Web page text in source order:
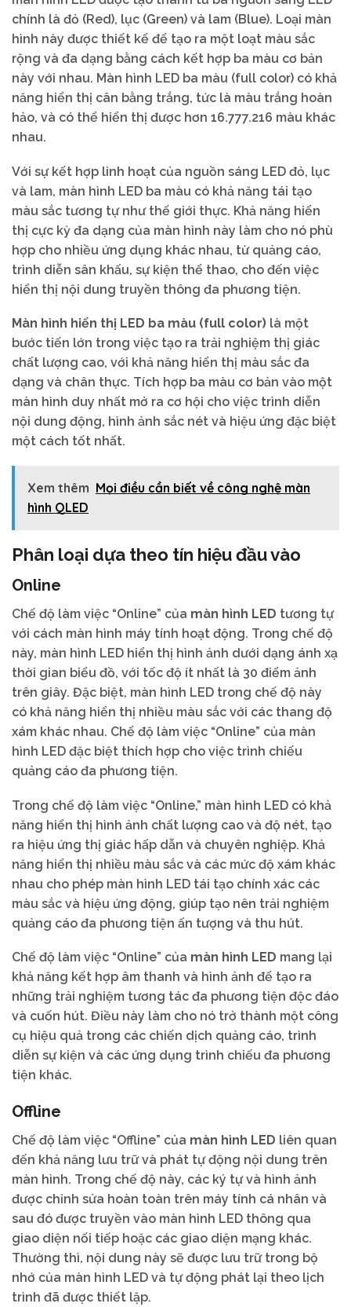
chính là đỏ (Red), lục (Green) và lam (Blue). Loại màn
hình này được thiết kế để tạo ra một loạt màu sắc
rộng và đa dạng bằng cách kết hợp ba màu cơ bản
này với nhau. Màn hình LED ba màu (full color) có khả
năng hiển thị cân bằng trắng, tức là màu trắng hoàn
hảo, và có thể hiển thị được hơn 16.777.216 màu khác
nhau.
Với sự kết hợp linh hoạt của nguồn sáng LED đỏ, lục
và lam, màn hình LED ba màu có khả năng tái tạo
màu sắc tương tự như thế giới thực. Khả năng hiển
thị cực kỳ đa dạng của màn hình này làm cho nó phù
hợp cho nhiều ứng dụng khác nhau, từ quảng cáo,
trình diễn sân khấu, sự kiện thể thao, cho đến việc
hiển thị nội dung truyền thông đa phương tiện.
Màn hình hiển thị LED ba màu (full color) là một
bước tiến lớn trong việc tạo ra trải nghiệm thị giác
chất lượng cao, với khả năng hiển thị màu sắc đa
dạng và chân thực. Tích hợp ba màu cơ bản vào một
màn hình duy nhất mở ra cơ hội cho việc trình diễn
nội dung động, hình ảnh sắc nét và hiệu ứng đặc biệt
một cách tốt nhất.
Xem thêm Mọi điều cần biết về công nghệ màn
hình QLED
Phân loại dựa theo tín hiệu đầu vào
Online
Chế độ làm việc “Online” của màn hình LED tương tự
với cách màn hình máy tính hoạt động. Trong chế độ
này, màn hình LED hiển thị hình ảnh dưới dạng ánh xạ
thời gian biểu đồ, với tốc độ ít nhất là 30 điểm ảnh
trên giây. Đặc biệt, màn hình LED trong chế độ này
có khả năng hiển thị nhiều màu sắc với các thang độ
xám khác nhau. Chế độ làm việc “Online” của màn
hình LED đặc biệt thích hợp cho việc trình chiếu
quảng cáo đa phương tiện.
Trong chế độ làm việc “Online,” màn hình LED có khả
năng hiển thị hình ảnh chất lượng cao và độ nét, tạo
ra hiệu ứng thị giác hấp dẫn và chuyên nghiệp. Khả
năng hiển thị nhiều màu sắc và các mức độ xám khác
nhau cho phép màn hình LED tái tạo chính xác các
màu sắc và hiệu ứng động, giúp tạo nên trải nghiệm
quảng cáo đa phương tiện ấn tượng và thu hút.
Chế độ làm việc “Online” của màn hình LED mang lại
khả năng kết hợp âm thanh và hình ảnh để tạo ra
những trải nghiệm tương tác đa phương tiện độc đáo
và cuốn hút. Điều này làm cho nó trở thành một công
cụ hiệu quả trong các chiến dịch quảng cáo, trình
diễn sự kiện và các ứng dụng trình chiếu đa phương
tiện khác.
Offline
Chế độ làm việc “Offline” của màn hình LED liên quan
đến khả năng lưu trữ và phát tự động nội dung trên
màn hình. Trong chế độ này, các ký tự và hình ảnh
được chỉnh sửa hoàn toàn trên máy tính cá nhân và
sau đó được truyền vào màn hình LED thông qua
giao diện nối tiếp hoặc các giao diện mạng khác.
Thường thì, nội dung này sẽ được lưu trữ trong bộ
nhớ của màn hình LED và tự động phát lại theo lịch
trình đã được thiết lập.